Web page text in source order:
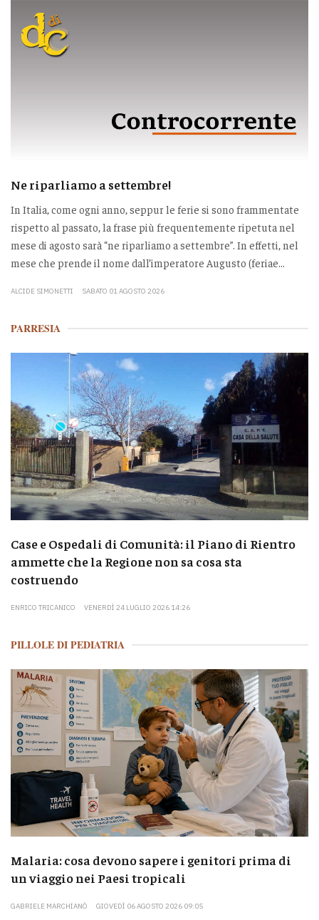
Ne riparliamo a settembre!
In Italia, come ogni anno, seppur le ferie si sono frammentate
rispetto al passato, la frase più frequentemente ripetuta nel
mese di agosto sarà “ne riparliamo a settembre”. In effetti, nel
mese che prende il nome dall’imperatore Augusto (feriae...
ALCIDE SIMONETTI SABATO 01 AGOSTO 2026
PARRESIA
Case e Ospedali di Comunità: il Piano di Rientro
ammette che la Regione non sa cosa sta
costruendo
ENRICO TRICANICO VENERDÌ 24 LUGLIO 2026 14:26
PILLOLE DI PEDIATRIA
Malaria: cosa devono sapere i genitori prima di
un viaggio nei Paesi tropicali
GABRIELE MARCHIANÒ GIOVEDÌ 06 AGOSTO 2026 09:05